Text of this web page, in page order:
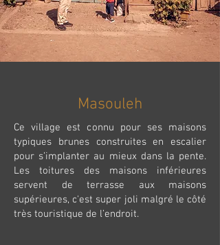
Masouleh
Ce village est connu pour ses maisons
typiques brunes construites en escalier
pour s’implanter au mieux dans la pente.
Les toitures des maisons inférieures
servent de terrasse aux maisons
supérieures, c'est super joli malgré le côté
très touristique de l’endroit.